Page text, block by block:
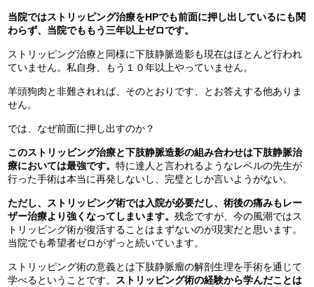
当院ではストリッピング治療をHPでも前面に押し出しているにも関
わらず、当院でももう三年以上ゼロです。
ストリッピング治療と同様に下肢静脈造影も現在はほとんど行われ
ていません。私自身、もう１０年以上やっていません。
羊頭狗肉と非難されれば、そのとおりです、とお答えする他ありま
せん。
では、なぜ前面に押し出すのか？
このストリッピング治療と下肢静脈造影の組み合わせは下肢静脈治
療においては最強です。特に達人と言われるようなレベルの先生が
行った手術は本当に再発しないし、完璧としか言いようがない。
ただし、ストリッピング術では入院が必要だし、術後の痛みもレー
ザー治療より強くなってしまいます。残念ですが、今の風潮ではス
トリッピング術が復活することはまずないのが現実だと思います。
当院でも希望者ゼロがずっと続いています。
ストリッピング術の意義とは下肢静脈瘤の解剖生理を手術を通じて
学べるということです。 ストリッピング術の経験から学んだことは